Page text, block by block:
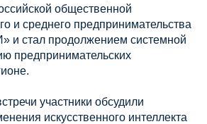
общественной
и среднего предпринимательства
стал продолжением системной
предпринимательских
участники обсудили
искусственного интеллекта